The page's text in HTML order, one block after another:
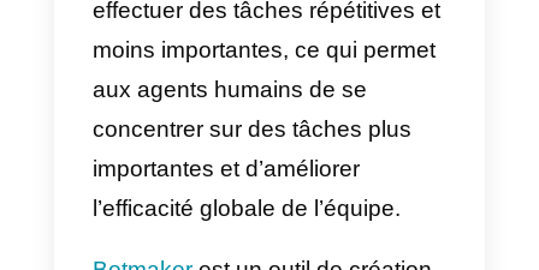
l’expérience client en offrant un
service rapide et efficace, en
résolvant les problèmes et en
fournissant des commentaires
précieux.